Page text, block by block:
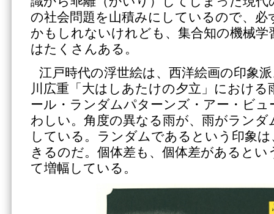
の社会問題を山積みにしているので、
かもしれないけれども、集合知の機械
はたくさんある。
江戸時代の浮世絵は、西洋絵画の印象
川広重「大はしあたけの夕立」における
ール・ランダムパターンズ・アー・ビ
わしい。角度の異なる雨が、雨がラン
している。ランダムであるという印象
きるのだ。個体差も、個体差があると
て増幅している。